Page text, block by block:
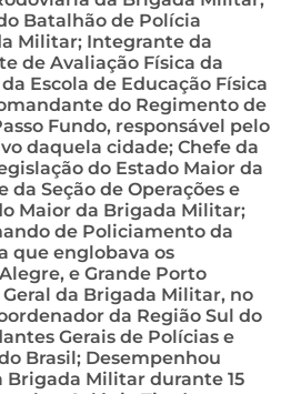
Batalhão de Polícia
Militar; Integrante da
de Avaliação Física da
Escola de Educação Física
do Regimento de
Fundo, responsável pelo
daquela cidade; Chefe da
do Estado Maior da
Seção de Operações e
Maior da Brigada Militar;
de Policiamento da
que englobava os
e Grande Porto
da Brigada Militar, no
da Região Sul do
Gerais de Polícias e
Brasil; Desempenhou
Militar durante 15